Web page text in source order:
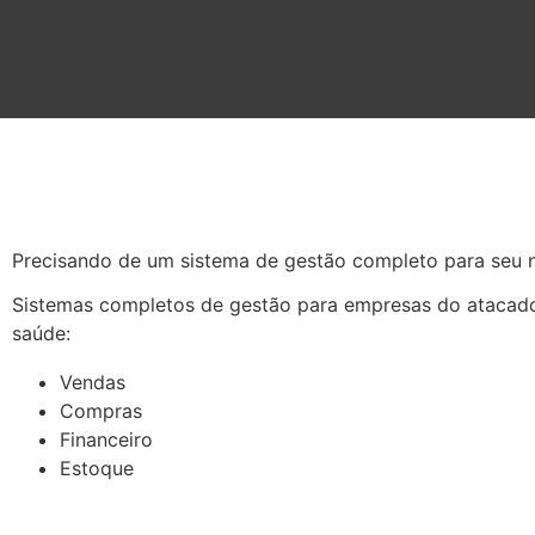
Precisando de um sistema de gestão completo para seu
Sistemas completos de gestão para empresas do
saúde:
Vendas
Compras
Financeiro
Estoque